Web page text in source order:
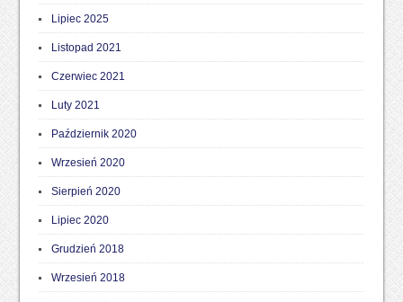
Lipiec 2025
Listopad 2021
Czerwiec 2021
Luty 2021
Październik 2020
Wrzesień 2020
Sierpień 2020
Lipiec 2020
Grudzień 2018
Wrzesień 2018